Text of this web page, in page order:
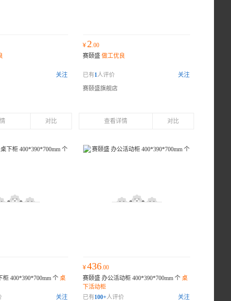
关注
对比
¥ 2.00
赛颐盛 做工优良
已有1人评价
关注
赛颐盛旗舰店
查看详情 对比
400*390*700mm 个 桌
关注
¥436.00
赛颐盛 办公活动柜 400*390*700mm 个 桌
下活动柜
已有100+人评价
关注